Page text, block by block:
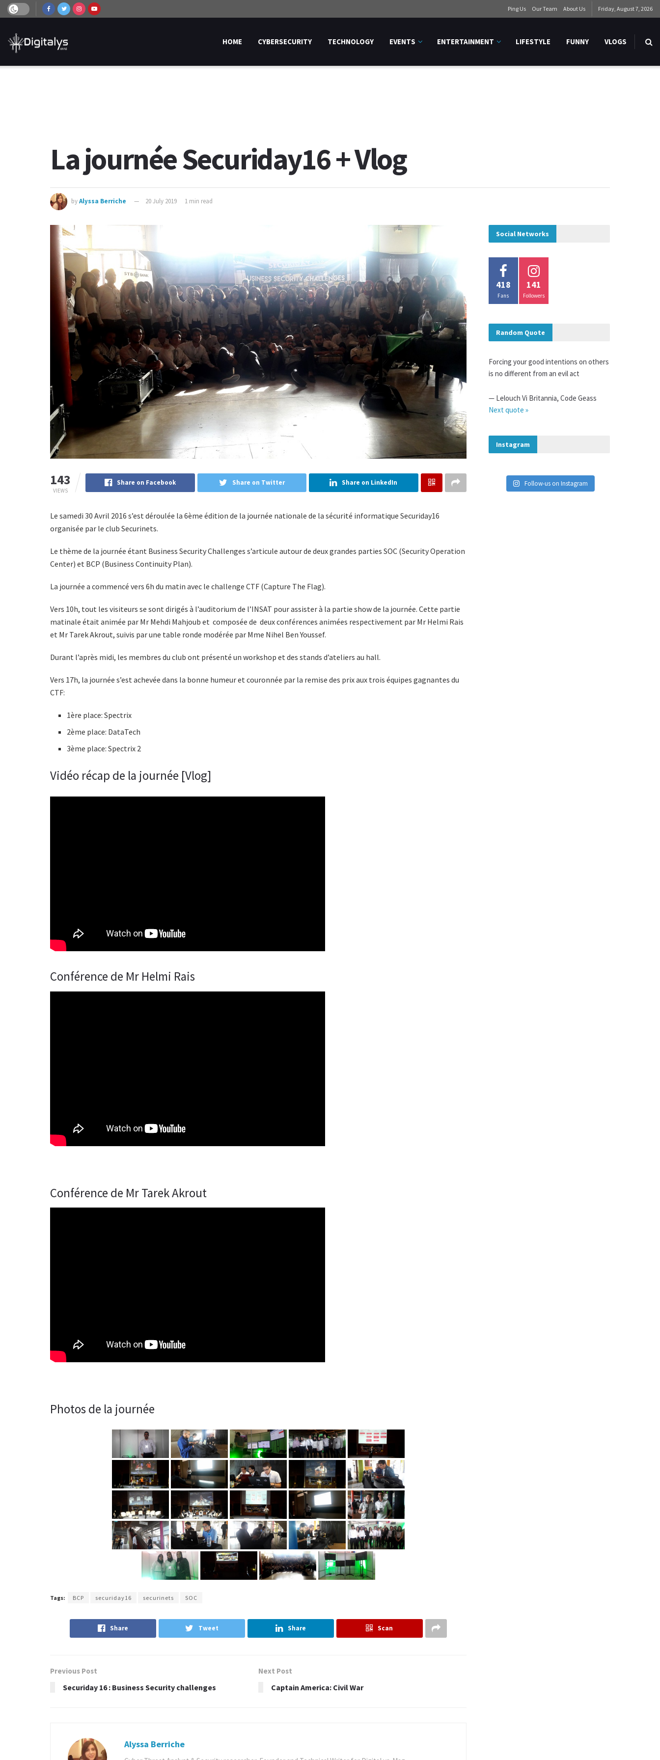
Ping Us Our Team About Us Friday, August 7, 2026
HOME CYBERSECURITY TECHNOLOGY EVENTS ENTERTAINMENT LIFESTYLE FUNNY VLOGS
La journée Securiday16 + Vlog
byAlyssa Berriche 20 July 2019 1 min read
143
VIEWS
Share on Facebook Share on Twitter Share on LinkedIn
Le samedi 30 Avril 2016 s’est déroulée la 6ème édition de la journée nationale de la sécurité informatique Securiday16
organisée par le club Securinets.
Le thème de la journée étant Business Security Challenges s’articule autour de deux grandes parties SOC (Security Operation
Center) et BCP (Business Continuity Plan).
La journée a commencé vers 6h du matin avec le challenge CTF (Capture The Flag).
Vers 10h, tout les visiteurs se sont dirigés à l’auditorium de l’INSAT pour assister à la partie show de la journée. Cette partie
matinale était animée par Mr Mehdi Mahjoub et composée de deux conférences animées respectivement par Mr Helmi Rais
et Mr Tarek Akrout, suivis par une table ronde modérée par Mme Nihel Ben Youssef.
Durant l’après midi, les membres du club ont présenté un workshop et des stands d’ateliers au hall.
Vers 17h, la journée s’est achevée dans la bonne humeur et couronnée par la remise des prix aux trois équipes gagnantes du
CTF:
1ère place: Spectrix
2ème place: DataTech
3ème place: Spectrix 2
Vidéo récap de la journée [Vlog]
Conférence de Mr Helmi Rais
Conférence de Mr Tarek Akrout
Photos de la journée
Tags: BCP securiday16 securinets SOC
Share Tweet Share Scan
Previous Post
Securiday 16 : Business Security challenges
Next Post
Captain America: Civil War
Alyssa Berriche
Social Networks
418
Fans
141
Followers
Random Quote
Forcing your good intentions on others
is no different from an evil act
— Lelouch Vi Britannia, Code Geass
Next quote »
Instagram
Follow-us on Instagram